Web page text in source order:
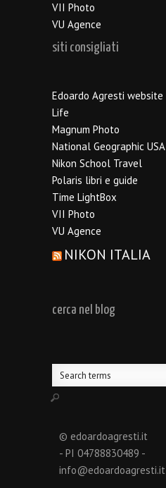
VII Photo
VU Agence
siti consigliati
Edoardo Agresti website
Life
Magnum Photo
National Geographic USA
Nikon School Travel
Polaris libri e guide
Time LightBox
VII Photo
VU Agence
NIKON ITALIA
cerca nel blog
© edoardoagresti.it
- PI 04788830489 -
info@edoardoagresti.it